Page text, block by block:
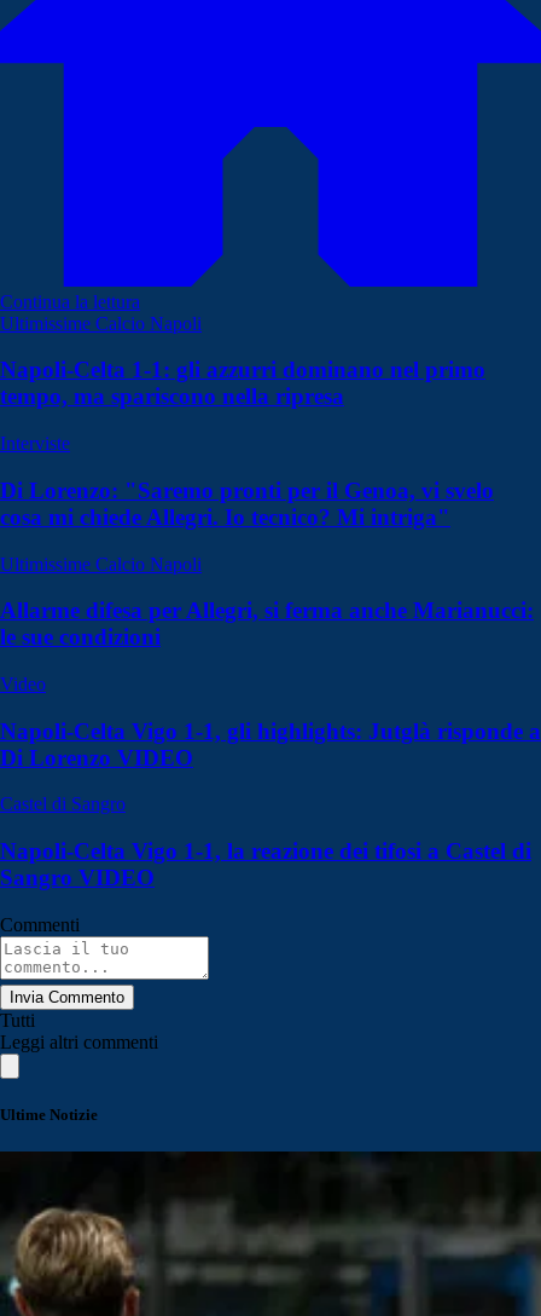
Continua la lettura
Ultimissime Calcio Napoli
Napoli-Celta 1-1: gli azzurri dominano nel primo
tempo, ma spariscono nella ripresa
Interviste
Di Lorenzo: "Saremo pronti per il Genoa, vi svelo
cosa mi chiede Allegri. Io tecnico? Mi intriga"
Ultimissime Calcio Napoli
Allarme difesa per Allegri, si ferma anche Marianucci:
le sue condizioni
Video
Napoli-Celta Vigo 1-1, gli highlights: Jutglà risponde a
Di Lorenzo VIDEO
Castel di Sangro
Napoli-Celta Vigo 1-1, la reazione dei tifosi a Castel di
Sangro VIDEO
Commenti
Invia Commento
Tutti
Leggi altri commenti
Ultime Notizie